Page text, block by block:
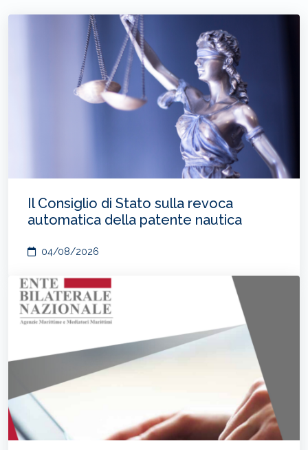
Il Consiglio di Stato sulla revoca
automatica della patente nautica
04/08/2026